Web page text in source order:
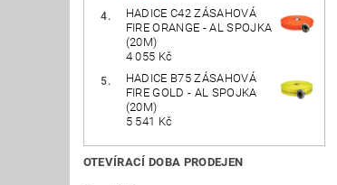
HADICE C42 ZÁSAHOVÁ
FIRE ORANGE - AL SPOJKA
(20M)
4 055 Kč
HADICE B75 ZÁSAHOVÁ
FIRE GOLD - AL SPOJKA
(20M)
5 541 Kč
OTEVÍRACÍ DOBA PRODEJEN